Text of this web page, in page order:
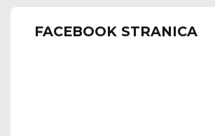
FACEBOOK STRANICA